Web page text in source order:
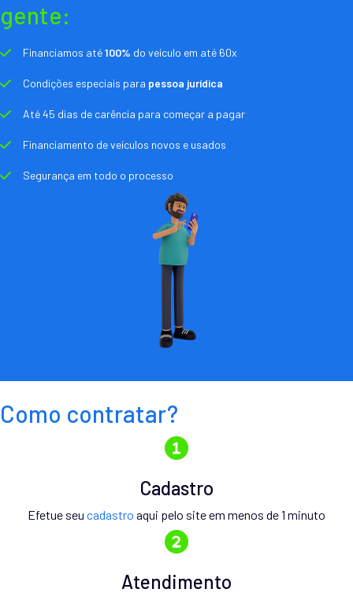
gente:
Financiamos até100% do veículo em até 60x
Condições especiais para pessoa jurídica
Até 45 dias de carência para começar a pagar
Financiamento de veículos novos e usados
Segurança em todo o processo
Como contratar?
Cadastro
Efetue seu cadastro aqui pelo site em menos de 1 minuto
Atendimento